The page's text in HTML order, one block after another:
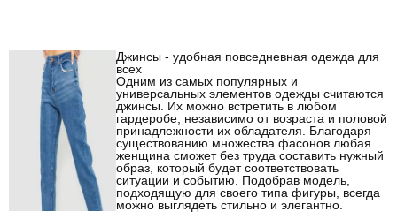
Джинсы - удобная повседневная одежда для
всех
Одним из самых популярных и
универсальных элементов одежды считаются
джинсы. Их можно встретить в любом
гардеробе, независимо от возраста и половой
принадлежности их обладателя. Благодаря
существованию множества фасонов любая
женщина сможет без труда составить нужный
образ, который будет соответствовать
ситуации и событию. Подобрав модель,
подходящую для своего типа фигуры, всегда
можно выглядеть стильно и элегантно.